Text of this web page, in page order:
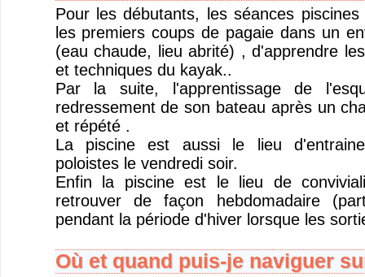
Pour les débutants, les séances
les premiers coups de pagaie dans un
(eau chaude, lieu abrité) , d'apprendre
et techniques du kayak..
Par la suite, l'apprentissage de
redressement de son bateau après un
et répété .
La piscine est aussi le lieu
poloistes le vendredi soir.
Enfin la piscine est le lieu de
retrouver de façon hebdomadaire
pendant la période d'hiver lorsque les
Où et quand puis-je naviguer